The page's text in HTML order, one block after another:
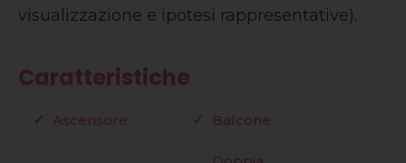
visualizzazione e ipotesi rappresentative).
Caratteristiche
Ascensore Balcone